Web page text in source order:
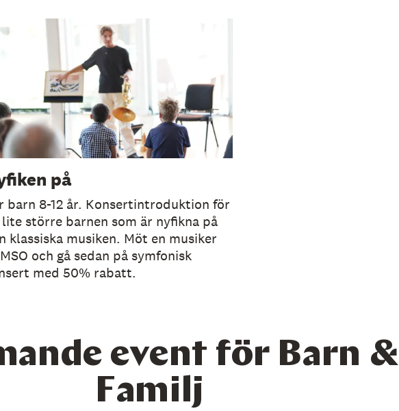
på
barn 8-12 år. Konsertintroduktion för
större barnen som är nyfikna på
klassiska musiken. Möt en musiker
och gå sedan på symfonisk
med 50% rabatt.
event för Barn &
Familj